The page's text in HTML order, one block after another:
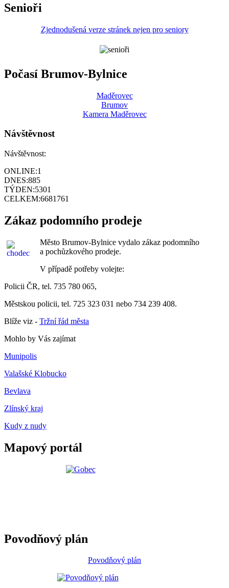
Senioři
Zjednodušená verze stránek nejen pro seniory
Počasí Brumov-Bylnice
Maděrovec
Brumov
Kamera Maděrovec
Návštěvnost
Návštěvnost:
ONLINE:1
DNES:885
TÝDEN:5301
CELKEM:6681761
Zákaz podomního prodeje
Město Brumov-Bylnice vydalo zákaz podomního
a pochůzkového prodeje.
V případě potřeby volejte:
Policii ČR, tel. 735 780 065,
Městskou policii, tel. 725 323 031 nebo 734 239 408.
Blíže viz - Tržní řád města
Mohlo by Vás zajímat
Munipolis
Valašské Klobucko
Bevlava
Zlínský kraj
Kudy z nudy
Mapový portál
Povodňový plán
Povodňový plán